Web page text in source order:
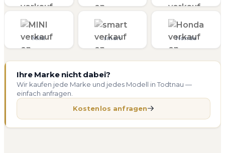
MINI smart Honda
Ihre Marke nicht dabei?
Wir kaufen jede Marke und jedes Modell in Todtnau —
einfach anfragen.
Kostenlos anfragen